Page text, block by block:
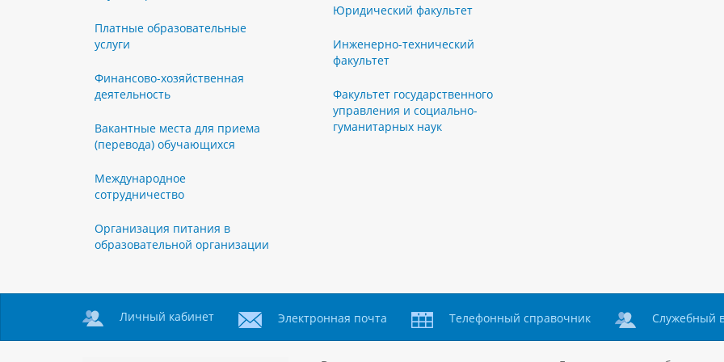
Платные образовательные
услуги
Финансово-хозяйственная
деятельность
Вакантные места для приема
(перевода) обучающихся
Международное
сотрудничество
Организация питания в
образовательной организации
Юридический факультет
Инженерно-технический
факультет
Факультет государственного
управления и социально-
гуманитарных наук
Личный кабинет Электронная почта Телефонный справочник Служебный